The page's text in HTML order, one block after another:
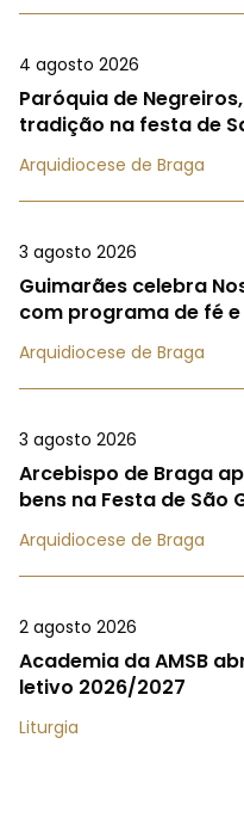
4 agosto 2026
Paróquia de
tradição na festa de
Arquidiocese de Braga
3 agosto 2026
Guimarães celebra
com programa de fé
Arquidiocese de Braga
3 agosto 2026
Arcebispo de Braga
bens na Festa de São
Arquidiocese de Braga
2 agosto 2026
Academia da AMSB
letivo 2026/2027
Liturgia